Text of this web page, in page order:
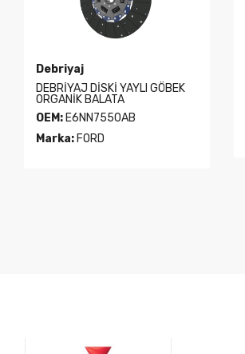
Debriyaj
DEBRİYAJ DİSKİ YAYLI GÖBEK
ORGANİK BALATA
OEM: E6NN7550AB
Marka: FORD